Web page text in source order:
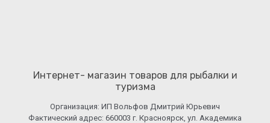
Интернет- магазин товаров для рыбалки и
туризма
Организация: ИП Вольфов Дмитрий Юрьевич
Фактический адрес: 660003 г. Красноярск, ул. Академика